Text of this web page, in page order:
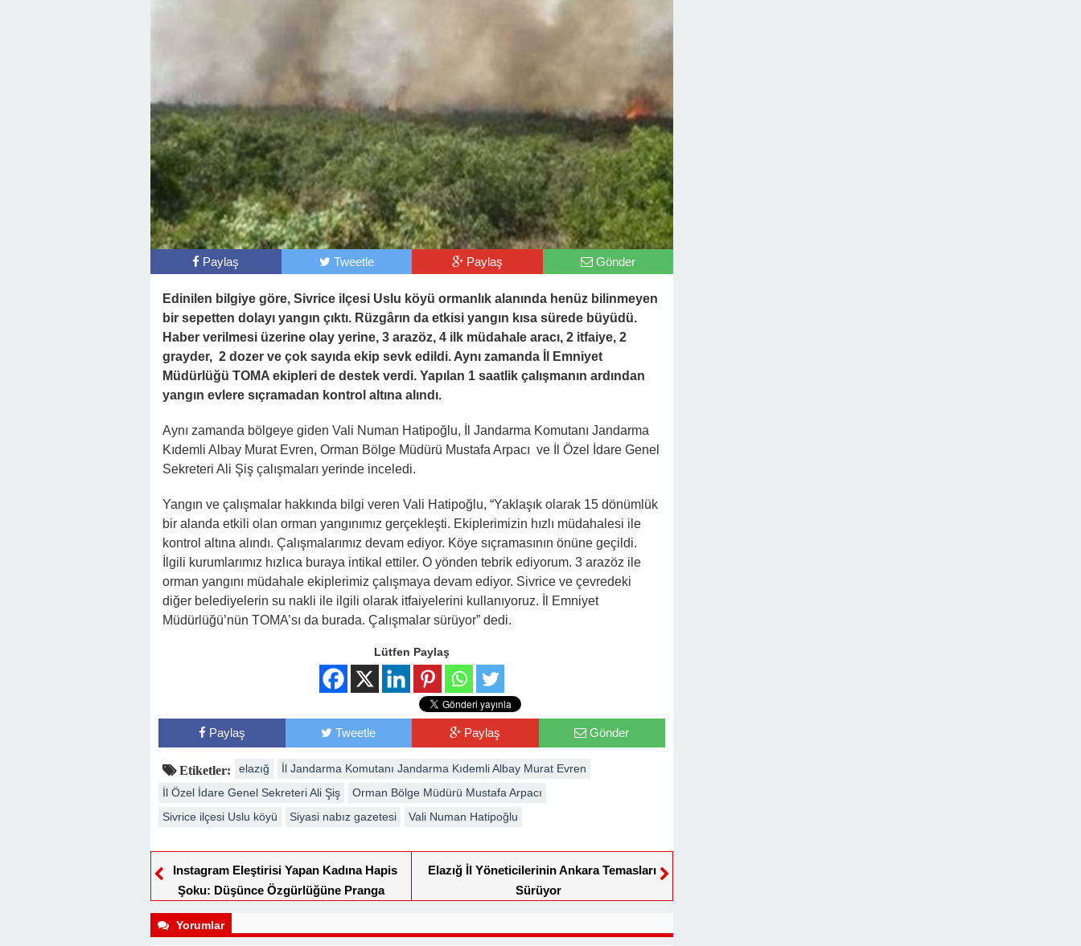
Paylaş Tweetle Paylaş Gönder
Edinilen bilgiye göre, Sivrice ilçesi Uslu köyü ormanlık alanında henüz bilinmeyen
bir sepetten dolayı yangın çıktı. Rüzgârın da etkisi yangın kısa sürede büyüdü.
Haber verilmesi üzerine olay yerine, 3 arazöz, 4 ilk müdahale aracı, 2 itfaiye, 2
grayder, 2 dozer ve çok sayıda ekip sevk edildi. Aynı zamanda İl Emniyet
Müdürlüğü TOMA ekipleri de destek verdi. Yapılan 1 saatlik çalışmanın ardından
yangın evlere sıçramadan kontrol altına alındı.
Aynı zamanda bölgeye giden Vali Numan Hatipoğlu, İl Jandarma Komutanı Jandarma
Kıdemli Albay Murat Evren, Orman Bölge Müdürü Mustafa Arpacı ve İl Özel İdare Genel
Sekreteri Ali Şiş çalışmaları yerinde inceledi.
Yangın ve çalışmalar hakkında bilgi veren Vali Hatipoğlu, “Yaklaşık olarak 15 dönümlük
bir alanda etkili olan orman yangınımız gerçekleşti. Ekiplerimizin hızlı müdahalesi ile
kontrol altına alındı. Çalışmalarımız devam ediyor. Köye sıçramasının önüne geçildi.
İlgili kurumlarımız hızlıca buraya intikal ettiler. O yönden tebrik ediyorum. 3 arazöz ile
orman yangını müdahale ekiplerimiz çalışmaya devam ediyor. Sivrice ve çevredeki
diğer belediyelerin su nakli ile ilgili olarak itfaiyelerini kullanıyoruz. İl Emniyet
Müdürlüğü’nün TOMA’sı da burada. Çalışmalar sürüyor” dedi.
Lütfen Paylaş
Paylaş Tweetle Paylaş Gönder
Etiketler: elazığ
İl Jandarma Komutanı Jandarma Kıdemli Albay Murat Evren
İl Özel İdare Genel Sekreteri Ali Şiş
Orman Bölge Müdürü Mustafa Arpacı
Sivrice ilçesi Uslu köyü
Siyasi nabız gazetesi Vali Numan Hatipoğlu
Instagram Eleştirisi Yapan Kadına Hapis
Şoku: Düşünce Özgürlüğüne Pranga
Elazığ İl Yöneticilerinin Ankara Temasları
Sürüyor
Yorumlar